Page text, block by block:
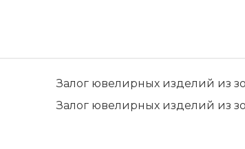
Залог ювелирных изделий из
Залог ювелирных изделий из